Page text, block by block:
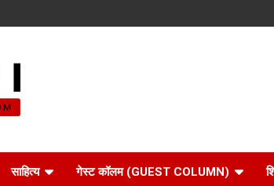
साहित्य गेस्ट कॉलम (GUEST COLUMN)